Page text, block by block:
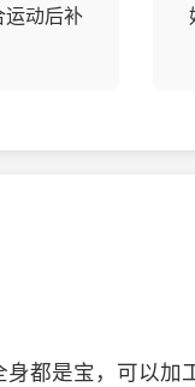
运动后补
身都是宝，可以加